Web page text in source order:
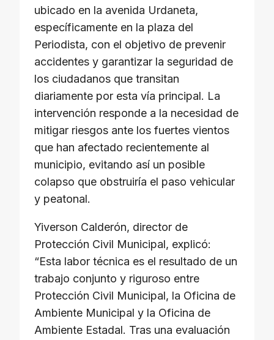
k
ubicado en la avenida Urdaneta,
específicamente en la plaza del
Periodista, con el objetivo de prevenir
accidentes y garantizar la seguridad de
los ciudadanos que transitan
diariamente por esta vía principal. La
intervención responde a la necesidad de
mitigar riesgos ante los fuertes vientos
que han afectado recientemente al
municipio, evitando así un posible
colapso que obstruiría el paso vehicular
y peatonal.
Yiverson Calderón, director de
Protección Civil Municipal, explicó:
“Esta labor técnica es el resultado de un
trabajo conjunto y riguroso entre
Protección Civil Municipal, la Oficina de
Ambiente Municipal y la Oficina de
Ambiente Estadal. Tras una evaluación